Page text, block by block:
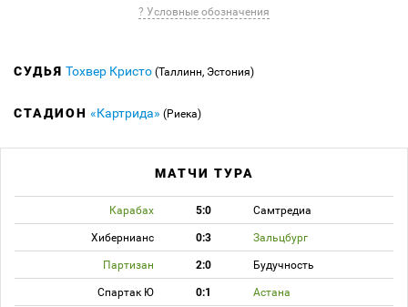
? Условные обозначения
СУДЬЯ Тохвер Кристо (Таллинн, Эстония)
СТАДИОН «Картрида» (Риека)
МАТЧИ ТУРА
Карабах 5:0 Самтредиа
Хибернианс 0:3 Зальцбург
Партизан 2:0 Будучность
Спартак Ю 0:1 Астана